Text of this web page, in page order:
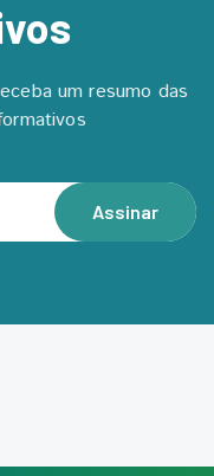
um resumo das
Assinar